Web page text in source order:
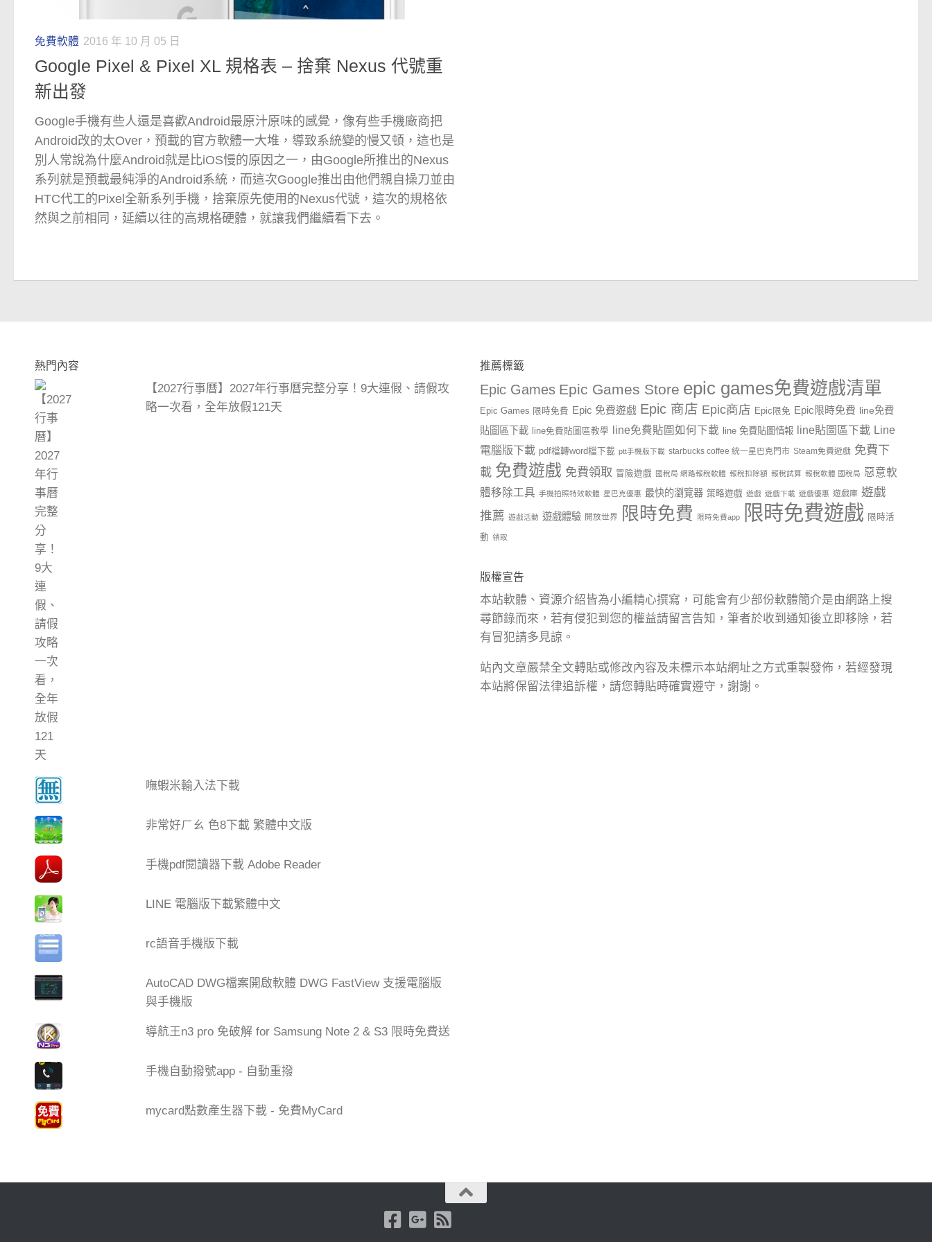
免費軟體 2016 年 10 月 05 日
Google Pixel & Pixel XL 規格表 – 捨棄 Nexus 代號重
新出發
Google手機有些人還是喜歡Android最原汁原味的感覺，像有些手機廠商把
Android改的太Over，預載的官方軟體一大堆，導致系統變的慢又頓，這也是
別人常說為什麼Android就是比iOS慢的原因之一，由Google所推出的Nexus
系列就是預載最純淨的Android系統，而這次Google推出由他們親自操刀並由
HTC代工的Pixel全新系列手機，捨棄原先使用的Nexus代號，這次的規格依
然與之前相同，延續以往的高規格硬體，就讓我們繼續看下去。
熱門內容
【2027行事曆】2027年行事曆完整分享！9大連假、請假攻
略一次看，全年放假121天
嘸蝦米輸入法下載
非常好ㄏㄠ 色8下載 繁體中文版
手機pdf閱讀器下載 Adobe Reader
LINE 電腦版下載繁體中文
rc語音手機版下載
AutoCAD DWG檔案開啟軟體 DWG FastView 支援電腦版
與手機版
導航王n3 pro 免破解 for Samsung Note 2 & S3 限時免費送
手機自動撥號app - 自動重撥
mycard點數產生器下載 - 免費MyCard
推薦標籤
Epic Games Epic Games Store epic games免費遊戲清單
Epic Games 限時免費 Epic 免費遊戲 Epic 商店 Epic商店 Epic限免 Epic限時免費 line免費
貼圖區下載
line免費貼圖區教學 line免費貼圖如何下載 line 免費貼圖情報 line貼圖區下載 Line
電腦版下載 pdf檔轉word檔下載 ptt手機版下載 starbucks coffee 統一星巴克門市 Steam免費遊戲 免費下
載 免費遊戲 免費領取 冒險遊戲 國稅局 網路報稅軟體 報稅扣除額 報稅試算 報稅軟體 國稅局 惡意軟
體移除工具 手機拍照特效軟體 星巴克優惠 最快的瀏覽器 策略遊戲 遊戲 遊戲下載 遊戲優惠 遊戲庫 遊戲
推薦 遊戲活動 遊戲體驗 開放世界 限時免費 限時免費app 限時免費遊戲 限時活
動 領取
版權宣告
本站軟體、資源介紹皆為小編精心撰寫，可能會有少部份軟體簡介是由網路上搜
尋節錄而來，若有侵犯到您的權益請留言告知，筆者於收到通知後立即移除，若
有冒犯請多見諒。
站內文章嚴禁全文轉貼或修改內容及未標示本站網址之方式重製發佈，若經發現
本站將保留法律追訴權，請您轉貼時確實遵守，謝謝。